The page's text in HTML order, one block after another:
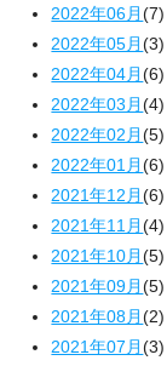
2022年06月(7)
2022年05月(3)
2022年04月(6)
2022年03月(4)
2022年02月(5)
2022年01月(6)
2021年12月(6)
2021年11月(4)
2021年10月(5)
2021年09月(5)
2021年08月(2)
2021年07月(3)